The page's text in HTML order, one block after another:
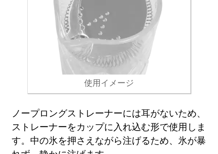
使用イメージ
ノープロングストレーナーには耳がないため、
ストレーナーをカップに入れ込む形で使用しま
す。中の氷を押さえながら注げるため、氷が暴